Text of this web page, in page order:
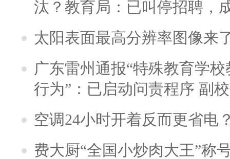
汰？教育局：已叫停招聘，
太阳表面最高分辨率图像来
广东雷州通报“特殊教育学
行为”：已启动问责程序 副
空调24小时开着反而更省电
费大厨“全国小炒肉大王”称